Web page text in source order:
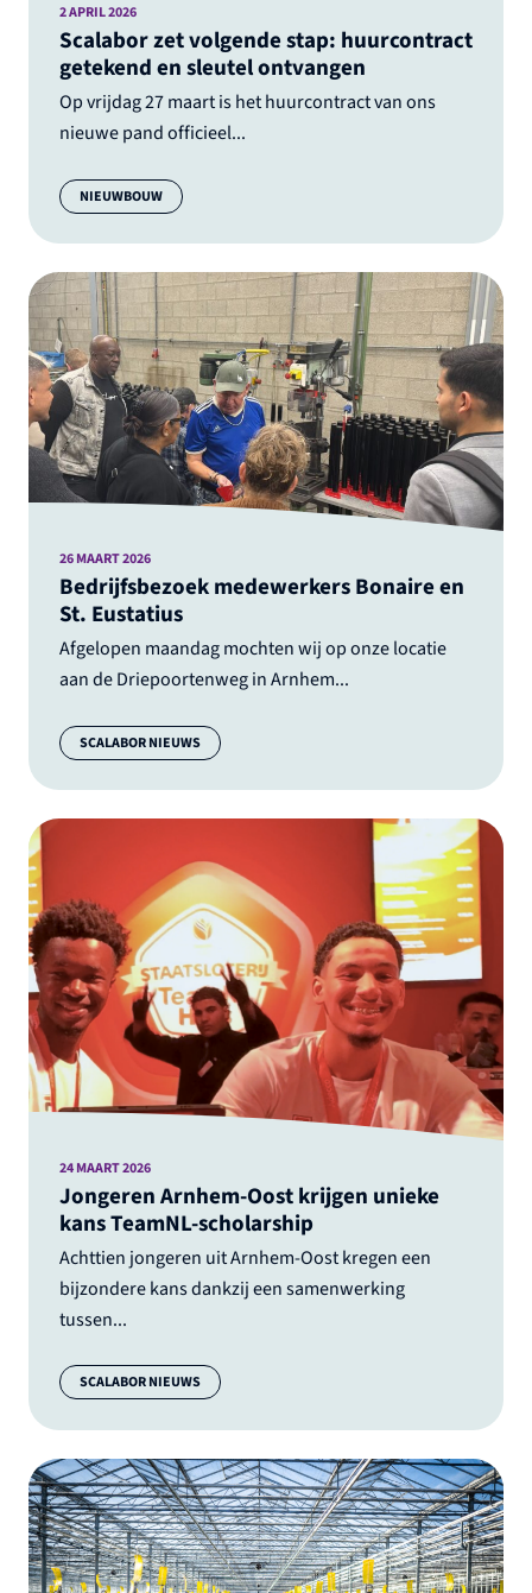
Scalabor zet volgende stap: huurcontract
getekend en sleutel ontvangen
Op vrijdag 27 maart is het huurcontract van ons
nieuwe pand officieel...
2 APRIL 2026
Categorie:
NIEUWBOUW
Bedrijfsbezoek medewerkers Bonaire en
St. Eustatius
Afgelopen maandag mochten wij op onze locatie
aan de Driepoortenweg in Arnhem...
26 MAART 2026
Categorie:
SCALABOR NIEUWS
Jongeren Arnhem-Oost krijgen unieke
kans TeamNL-scholarship
Achttien jongeren uit Arnhem-Oost kregen een
bijzondere kans dankzij een samenwerking
tussen...
24 MAART 2026
Categorie:
SCALABOR NIEUWS